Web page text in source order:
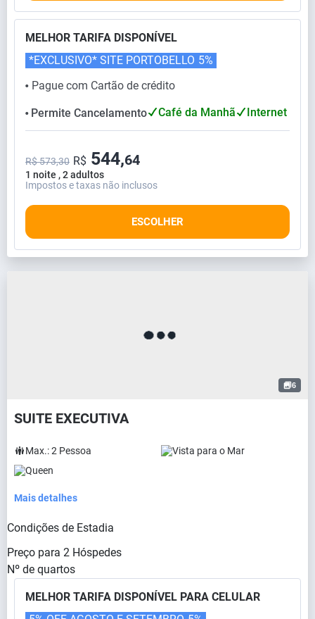
MELHOR TARIFA DISPONÍVEL
⬤ Pague com Cartão de crédito
*EXCLUSIVO* SITE PORTOBELLO 5%
⬤ Permite Cancelamento Café da Manhã Internet
1 noite , 2 adultos
R$ 573,30 R$ 544,64
Impostos e taxas não inclusos
ESCOLHER
6
SUITE EXECUTIVA
Max.:2 Pessoa
Vista para o Mar
Queen
Mais detalhes
Condições de Estadia
Preço para 2 Hóspedes
Nº de quartos
MELHOR TARIFA DISPONÍVEL PARA CELULAR